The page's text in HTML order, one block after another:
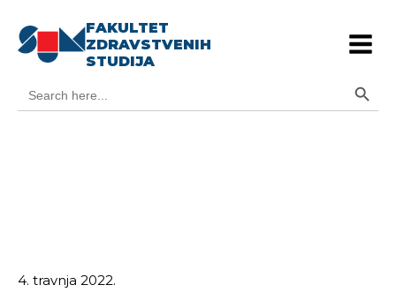
FAKULTET
ZDRAVSTVENIH
STUDIJA
for:
4. travnja 2022.